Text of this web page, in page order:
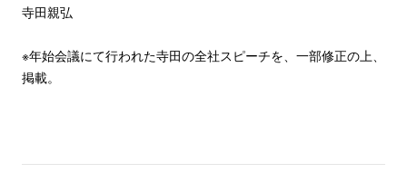
寺田親弘
※年始会議にて行われた寺田の全社スピーチを、一部修正の上、
掲載。